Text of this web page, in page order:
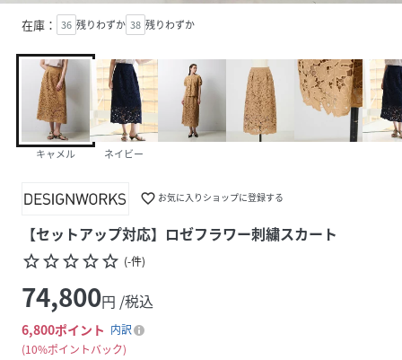
在庫： 36 残りわずか 38 残りわずか
キャメル ネイビー
favorite_border お気に入りショップに登録する
【セットアップ対応】ロゼフラワー刺繍スカート
star_borderstar_borderstar_borderstar_borderstar_border (-件)
74,800円 /税込
6,800ポイント 内訳
10%ポイントバック